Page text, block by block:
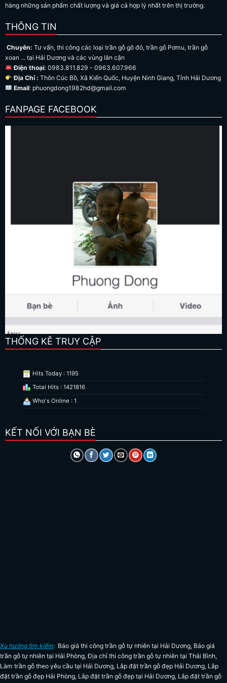
hàng những sản phẩm chất lượng và giá cả hợp lý nhất trên thị trường.
THÔNG TIN
Chuyên: Tư vấn, thi công các loại trần gỗ gõ đỏ, trần gỗ Pơmu, trần gỗ
xoan ... tại Hải Dương và các vùng lân cận
Điện thoại: 0983.811.829 - 0963.607.966
Địa Chỉ : Thôn Cúc Bồ, Xã Kiến Quốc, Huyện Ninh Giang, Tỉnh Hải Dương
Email: phuongdong1982hd@gmail.com
FANPAGE FACEBOOK
THỐNG KÊ TRUY CẬP
Hits Today : 1195
Total Hits : 1421816
Who's Online : 1
KẾT NỐI VỚI BẠN BÈ
Xu hướng tìm kiếm: Báo giá thi công trần gỗ tự nhiên tại Hải Dương, Báo giá
trần gỗ tự nhiên tại Hải Phòng,Địa chỉ thi công trần gỗ tự nhiên tại Thái Bình,
Làm trần gỗ theo yêu cầu tại Hải Dương, Lắp đặt trần gỗ đẹp Hải Dương, Lắp
đặt trần gỗ đẹp Hải Phòng, Lắp đặt trần gỗ đẹp tại Hải Dương, Lắp đặt trần gỗ